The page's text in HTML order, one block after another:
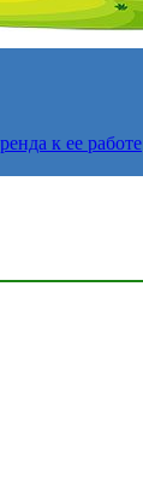
к ее работе